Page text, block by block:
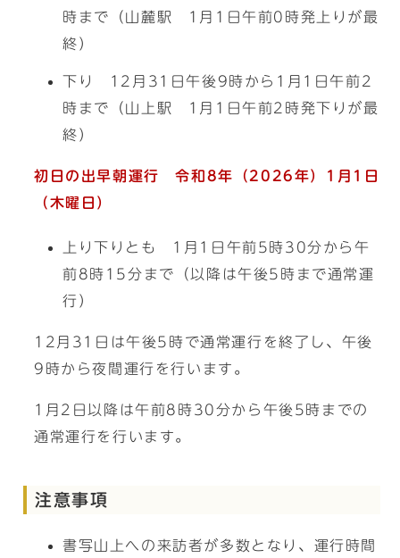
時まで（山麓駅 1月1日午前0時発上りが最
終）
下り 12月31日午後9時から1月1日午前2
時まで（山上駅 1月1日午前2時発下りが最
終）
初日の出早朝運行 令和8年（2026年）1月1日
（木曜日）
上り下りとも 1月1日午前5時30分から午
前8時15分まで（以降は午後5時まで通常運
行）
12月31日は午後5時で通常運行を終了し、午後
9時から夜間運行を行います。
1月2日以降は午前8時30分から午後5時までの
通常運行を行います。
注意事項
書写山上への来訪者が多数となり、運行時間